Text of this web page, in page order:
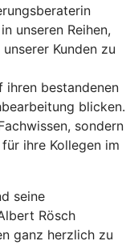
unseren Reihen,
Kunden zu
ihren bestandenen
blicken.
sondern
ihre Kollegen im
seine
Rösch
ganz herzlich zu